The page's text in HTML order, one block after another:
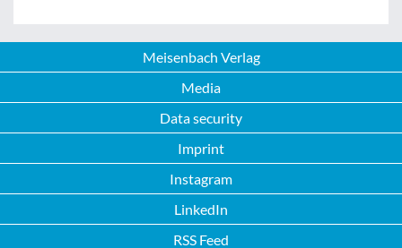
Meisenbach Verlag
Media
Data security
Imprint
Instagram
LinkedIn
RSS Feed